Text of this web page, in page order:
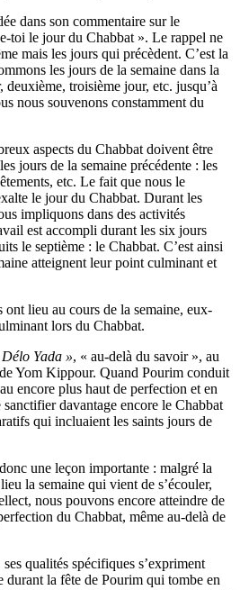
dans son commentaire sur le
toi le jour du Chabbat ». Le rappel ne
mais les jours qui précèdent. C’est la
les jours de la semaine dans la
deuxième, troisième jour, etc. jusqu’à
nous souvenons constamment du
aspects du Chabbat doivent être
jours de la semaine précédente : les
etc. Le fait que nous le
le jour du Chabbat. Durant les
impliquons dans des activités
est accompli durant les six jours
le septième : le Chabbat. C’est ainsi
atteignent leur point culminant et
lieu au cours de la semaine, eux-
lors du Chabbat.
Yada », « au-delà du savoir », au
Yom Kippour. Quand Pourim conduit
encore plus haut de perfection et en
davantage encore le Chabbat
qui incluaient les saints jours de
une leçon importante : malgré la
la semaine qui vient de s’écouler,
nous pouvons encore atteindre de
du Chabbat, même au-delà de
qualités spécifiques s’expriment
durant la fête de Pourim qui tombe en